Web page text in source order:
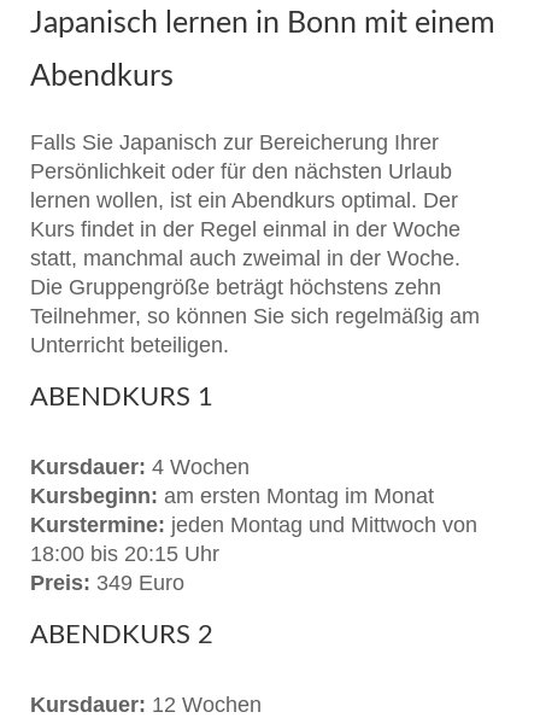
Japanisch lernen in Bonn mit einem
Abendkurs
Falls Sie Japanisch zur Bereicherung Ihrer
Persönlichkeit oder für den nächsten Urlaub
lernen wollen, ist ein Abendkurs optimal. Der
Kurs findet in der Regel einmal in der Woche
statt, manchmal auch zweimal in der Woche.
Die Gruppengröße beträgt höchstens zehn
Teilnehmer, so können Sie sich regelmäßig am
Unterricht beteiligen.
ABENDKURS 1
Kursdauer: 4 Wochen
Kursbeginn: am ersten Montag im Monat
Kurstermine: jeden Montag und Mittwoch von
18:00 bis 20:15 Uhr
Preis: 349 Euro
ABENDKURS 2
Kursdauer: 12 Wochen